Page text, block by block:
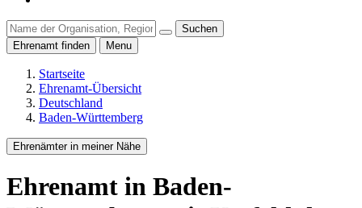
Suchen
Ehrenamt finden
Menu
Startseite
Ehrenamt-Übersicht
Deutschland
Baden-Württemberg
Ehrenämter in meiner Nähe
Ehrenamt in Baden-